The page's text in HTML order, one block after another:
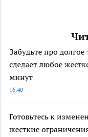
Забудьте про
сделает любое
минут
16:40
Готовьтесь к
жесткие